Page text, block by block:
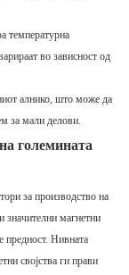
температурна
во зависност од
алнико, што може да
за мали делови.
големината
за производство на
значителни магнетни
предност. Нивната
својства ги прави